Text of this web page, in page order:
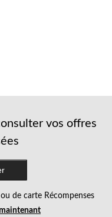
vos offres
de carte Récompenses